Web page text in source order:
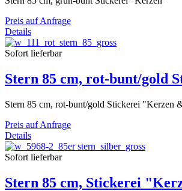
Preis auf Anfrage
Details
Sofort lieferbar
Stern 85 cm, rot-bunt/gold
Stern 85 cm, rot-bunt/gold Stickerei "Kerzen
Preis auf Anfrage
Details
Sofort lieferbar
Stern 85 cm, Stickerei